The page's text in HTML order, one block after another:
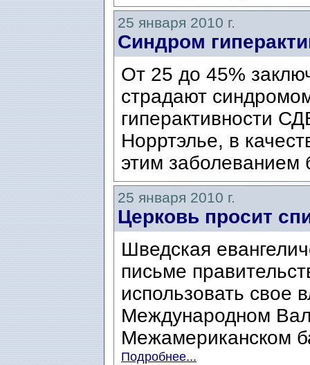
25 января 2010 г.
Синдром
От 25 до 45%
страдают
гиперактивности
Норртэлье, в
этим
25 января 2010 г.
Церковь просит
Шведская
письме
использовать свое
Международном
Межамериканском
Подробнее...